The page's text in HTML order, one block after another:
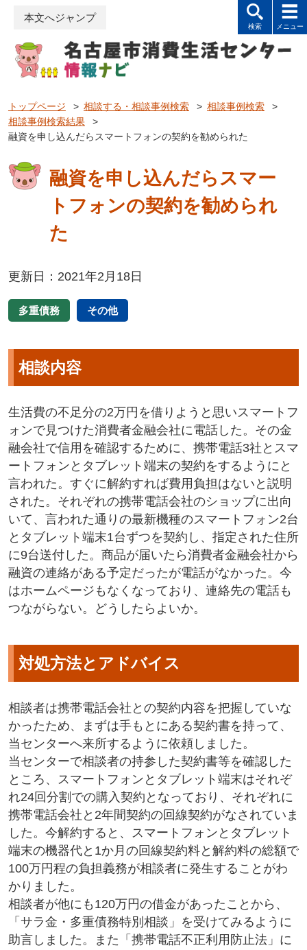
本文へジャンプ
トップページ > 相談する・相談事例検索 > 相談事例検索
>
相談事例検索結果
>
融資を申し込んだらスマートフォンの契約を勧められた
融資を申し込んだらスマー
トフォンの契約を勧められ
た
更新日：2021年2月18日
多重債務 その他
相談内容
生活費の不足分の2万円を借りようと思いスマートフ
ォンで見つけた消費者金融会社に電話した。その金
融会社で信用を確認するために、携帯電話3社とスマ
ートフォンとタブレット端末の契約をするようにと
言われた。すぐに解約すれば費用負担はないと説明
された。それぞれの携帯電話会社のショップに出向
いて、言われた通りの最新機種のスマートフォン2台
とタブレット端末1台ずつを契約し、指定された住所
に9台送付した。商品が届いたら消費者金融会社から
融資の連絡がある予定だったが電話がなかった。今
はホームページもなくなっており、連絡先の電話も
つながらない。どうしたらよいか。
対処方法とアドバイス
相談者は携帯電話会社との契約内容を把握していな
かったため、まずは手もとにある契約書を持って、
当センターへ来所するように依頼しました。
当センターで相談者の持参した契約書等を確認した
ところ、スマートフォンとタブレット端末はそれぞ
れ24回分割での購入契約となっており、それぞれに
携帯電話会社と2年間契約の回線契約がなされていま
した。今解約すると、スマートフォンとタブレット
端末の機器代と1か月の回線契約料と解約料の総額で
100万円程の負担義務が相談者に発生することがわ
かりました。
相談者が他にも120万円の借金があったことから、
「サラ金・多重債務特別相談」を受けてみるように
助言しました。また「携帯電話不正利用防止法」に